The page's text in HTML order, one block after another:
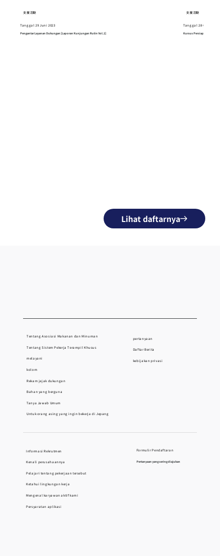
支援活動
Tanggal 29 Juni 2023
Pengantar Layanan Dukungan [Laporan Kunjungan Rutin Vol.2]
支援活動
Tanggal 28 Oktober
Kursus Persiapan Tes
Lihat daftarnya
Informasi Rekrutmen
Kenali perusahaannya
Pelajari tentang pekerjaan tersebut
Ketahui lingkungan kerja
Mengenal karyawan aktif kami
Persyaratan aplikasi
Formulir Pendaftaran
Pertanyaan yang sering diajukan
Tentang Asosiasi Makanan dan Minuman
Tentang Sistem Pekerja Terampil Khusus
melayani
kolom
Rekam jejak dukungan
Bahan yang berguna
Tanya Jawab Umum
Untuk orang asing yang ingin bekerja di Jepang
pertanyaan
Daftar Berita
kebijakan privasi